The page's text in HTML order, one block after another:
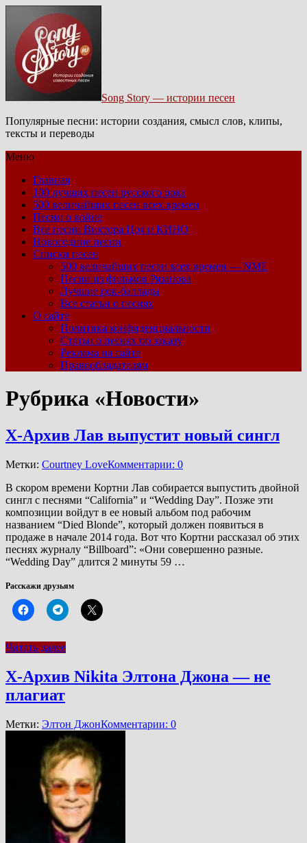
Song Story — истории песен
Популярные песни: истории создания, смысл слов, клипы,
тексты и переводы
Меню
Главная
100 лучших песен русского рока
500 величайших песен всех времен
Песни о войне
Все песни Виктора Цоя и КИНО
Новогодние песни
Списки песен
500 величайших песен всех времен — NME
Песни из фильмов Рязанова
Лучшие рок-баллады
Все статьи о песнях
О сайте
Политика конфиденциальности
Статьи о песнях по заказу
Реклама на сайте
Правообладателям
Рубрика «Новости»
Х-Архив Лав выпустит новый сингл
Метки: Courtney LoveКомментарии: 0
В скором времени Кортни Лав собирается выпустить двойной
сингл с песнями “California” и “Wedding Day”. Позже эти
композиции войдут в ее новый альбом под рабочим
названием “Died Blonde”, который должен появиться в
продаже в начале 2014 года. Вот что Кортни рассказал об этих
песнях журналу “Billboard”: «Они совершенно разные.
“Wedding Day” длится 2 минуты 59 …
Расскажи друзьям
Читать далее
Х-Архив Nikita Элтона Джона — не
плагиат
Метки: Элтон ДжонКомментарии: 0